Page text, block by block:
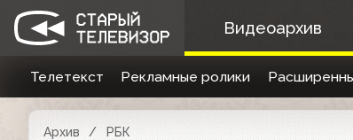
Видеоархив
Телетекст Рекламные ролики
Архив РБК